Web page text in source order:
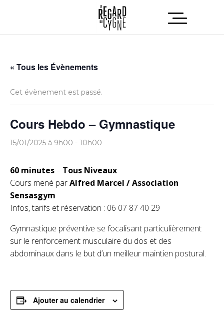
« Tous les Évènements
Cet évènement est passé.
Cours Hebdo – Gymnastique
15/01/2025 à 9h00 - 10h00
60 minutes– Tous Niveaux
Cours mené parAlfred Marcel / Association
Sensasgym
Infos, tarifs et réservation : 06 07 87 40 29
Gymnastique préventive se focalisant particulièrement
sur le renforcement musculaire du dos et des
abdominaux dans le but d’un meilleur maintien postural.
Ajouter au calendrier